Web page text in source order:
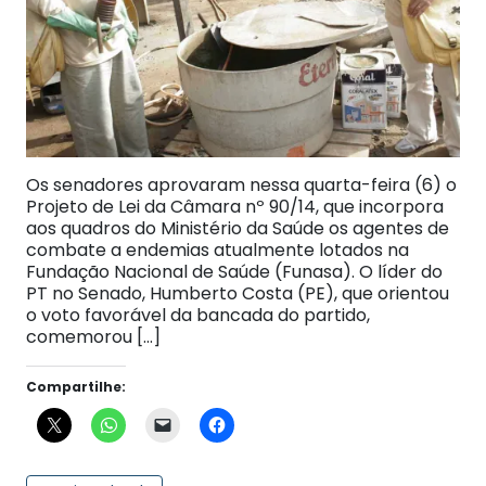
Os senadores aprovaram nessa quarta-feira (6) o
Projeto de Lei da Câmara nº 90/14, que incorpora
aos quadros do Ministério da Saúde os agentes de
combate a endemias atualmente lotados na
Fundação Nacional de Saúde (Funasa). O líder do
PT no Senado, Humberto Costa (PE), que orientou
o voto favorável da bancada do partido,
comemorou […]
Compartilhe: